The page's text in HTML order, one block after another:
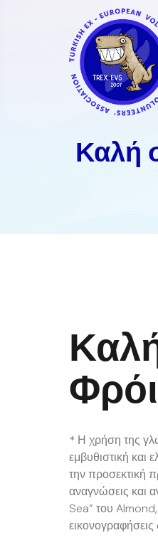
Καλή
* Η χρήση της
εμβυθιστική και
την προσεκτική
αναγνώσεις και
Sea” του